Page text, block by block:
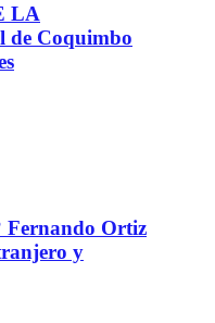
LA
de Coquimbo
Fernando Ortiz
y